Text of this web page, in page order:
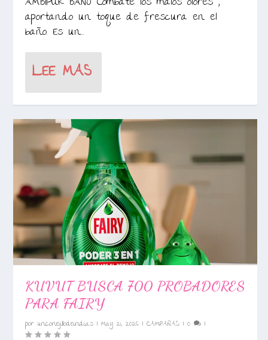
aportando un toque de frescura en el
baño. Es un...
LEE MAS
KUVUT BUSCA 700 PROBADORES
PARA FAIRY
porunconejillodeindias |May 21, 2026 |CAMPAÑAS |0 |